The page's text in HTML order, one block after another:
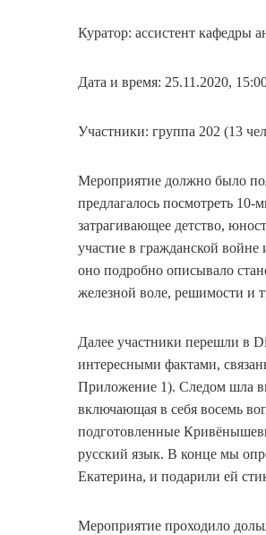
Куратор: ассистент кафедры
Дата и время: 25.11.2020,
Участники: группа 202 (13
Мероприятие должно было
предлагалось посмотреть 10-
затрагивающее детство,
участие в гражданской
оно подробно описывало
железной воле, решимости и
Далее участники перешли в
интересными фактами,
Приложение 1). Следом шла
включающая в себя восемь
подготовленные
русский язык. В конце мы
Екатерина, и подарили ей
Мероприятие проходило